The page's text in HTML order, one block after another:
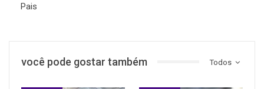
Pais
Todos
você pode gostar também